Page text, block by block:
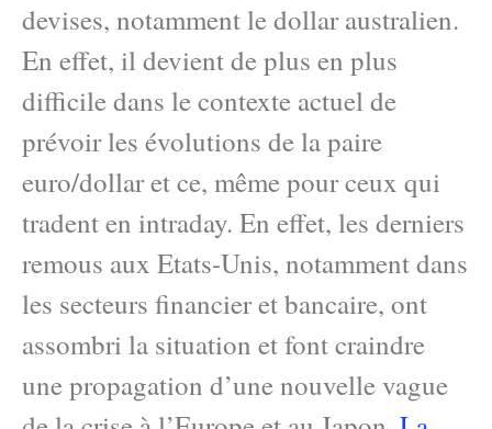
devises, notamment le dollar australien.
En effet, il devient de plus en plus
difficile dans le contexte actuel de
prévoir les évolutions de la paire
euro/dollar et ce, même pour ceux qui
tradent en intraday. En effet, les derniers
remous aux Etats-Unis, notamment dans
les secteurs financier et bancaire, ont
assombri la situation et font craindre
une propagation d’une nouvelle vague